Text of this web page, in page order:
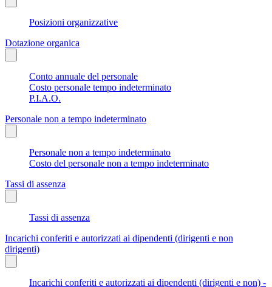
Posizioni organizzative
Dotazione organica
Conto annuale del personale
Costo personale tempo indeterminato
P.I.A.O.
Personale non a tempo indeterminato
Personale non a tempo indeterminato
Costo del personale non a tempo indeterminato
Tassi di assenza
Tassi di assenza
Incarichi conferiti e autorizzati ai dipendenti (dirigenti e non
dirigenti)
Incarichi conferiti e autorizzati ai dipendenti (dirigenti e non) -